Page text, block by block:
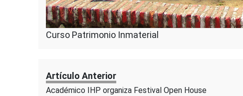
Curso Patrimonio Inmaterial
Artículo Anterior
Académico IHP organiza Festival Open House